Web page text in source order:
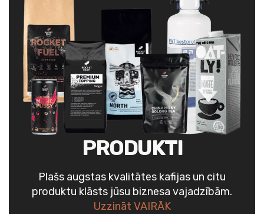
PRODUKTI
Plašs augstas kvalitātes kafijas un citu
produktu klāsts jūsu biznesa vajadzībām.
Uzzināt VAIRĀK